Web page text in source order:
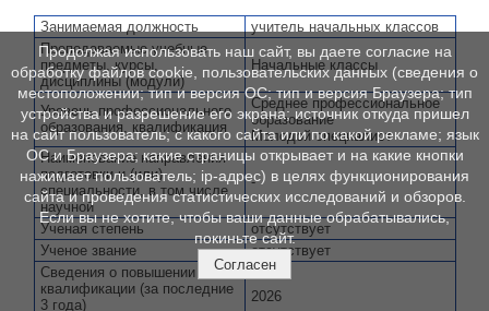
Занимаемая должность
учитель начальных классов
Преподаваемые учебные
предметы, курсы,
дисциплины (модули)
Начальные классы
Уровень профессионального
образования, квалификация
Среднее профессиональное
образование
Молодой специалист
Наименование направления
подготовки и (или)
специальности, в том числе
научной
-
Ученая степень
отсутствует
Ученое звание
отсутствует
Сведения о повышении
квалификации (за последние
3 года)
2026
Продолжая использовать наш сайт, вы даете согласие на
обработку файлов cookie, пользовательских данных (сведения о
местоположении; тип и версия ОС; тип и версия Браузера; тип
устройства и разрешение его экрана; источник откуда пришел
на сайт пользователь; с какого сайта или по какой рекламе; язык
ОС и Браузера; какие страницы открывает и на какие кнопки
нажимает пользователь; ip-адрес) в целях функционирования
сайта и проведения статистических исследований и обзоров.
Если вы не хотите, чтобы ваши данные обрабатывались,
покиньте сайт.
Согласен